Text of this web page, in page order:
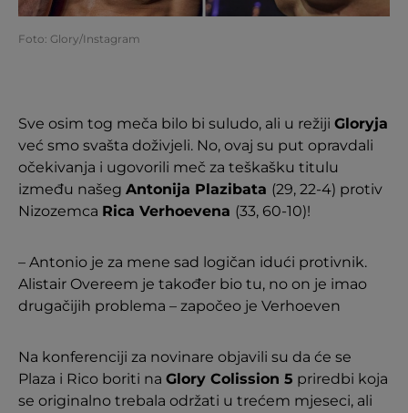
Foto: Glory/Instagram
Sve osim tog meča bilo bi suludo, ali u režiji Gloryja
već smo svašta doživjeli. No, ovaj su put opravdali
očekivanja i ugovorili meč za teškašku titulu
između našeg Antonija Plazibata (29, 22-4) protiv
Nizozemca Rica Verhoevena (33, 60-10)!
– Antonio je za mene sad logičan idući protivnik.
Alistair Overeem je također bio tu, no on je imao
drugačijih problema – započeo je Verhoeven
Na konferenciji za novinare objavili su da će se
Plaza i Rico boriti na Glory Colission 5 priredbi koja
se originalno trebala održati u trećem mjeseci, ali